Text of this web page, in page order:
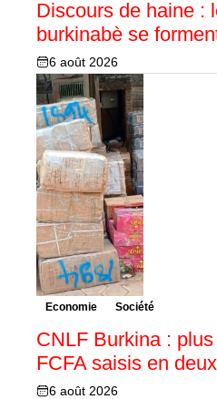
Discours de haine :
burkinabè se
6 août 2026
Economie Société
CNLF Burkina :
FCFA saisis en
6 août 2026